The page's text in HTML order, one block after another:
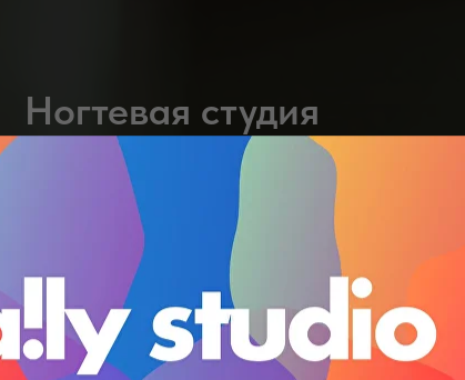
Ногтевая студия
NailY Митино
+7(901)421-02-48
затем направо
тропинка с
улицы Барышиха,